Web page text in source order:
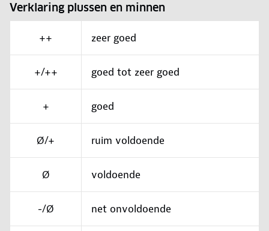
Verklaring plussen en minnen
++ zeer goed
+/++ goed tot zeer goed
+ goed
Ø/+ ruim voldoende
Ø voldoende
-/Ø net onvoldoende